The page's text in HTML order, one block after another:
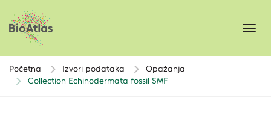
Početna Izvori podataka
Opažanja
Collection Echinodermata fossil SMF